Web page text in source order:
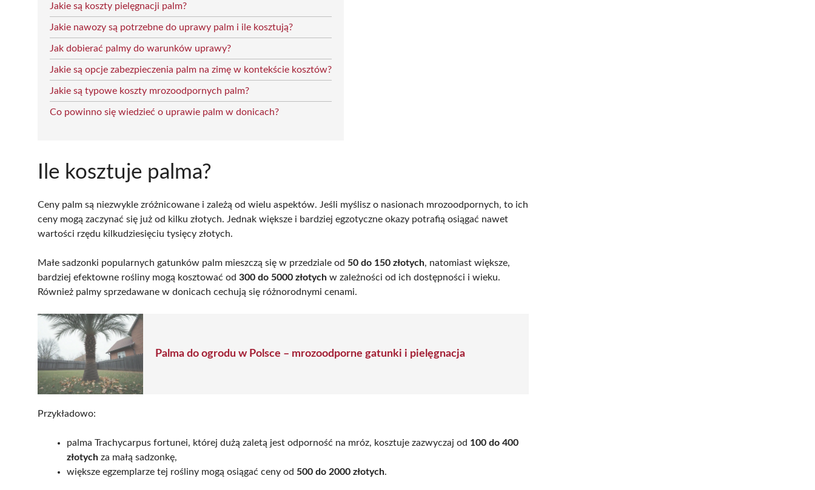
Jakie są koszty pielęgnacji palm?
Jakie nawozy są potrzebne do uprawy palm i ile kosztują?
Jak dobierać palmy do warunków uprawy?
Jakie są opcje zabezpieczenia palm na zimę w kontekście kosztów?
Jakie są typowe koszty mrozoodpornych palm?
Co powinno się wiedzieć o uprawie palm w donicach?
Ile kosztuje palma?
Ceny palm są niezwykle zróżnicowane i zależą od wielu aspektów. Jeśli myślisz o nasionach mrozoodpornych, to ich
ceny mogą zaczynać się już od kilku złotych. Jednak większe i bardziej egzotyczne okazy potrafią osiągać nawet
wartości rzędu kilkudziesięciu tysięcy złotych.
Małe sadzonki popularnych gatunków palm mieszczą się w przedziale od 50 do 150 złotych, natomiast większe,
bardziej efektowne rośliny mogą kosztować od 300 do 5000 złotych w zależności od ich dostępności i wieku.
Również palmy sprzedawane w donicach cechują się różnorodnymi cenami.
Palma do ogrodu w Polsce – mrozoodporne gatunki i pielęgnacja
Przykładowo:
palma Trachycarpus fortunei, której dużą zaletą jest odporność na mróz, kosztuje zazwyczaj od 100 do 400
złotych za małą sadzonkę,
większe egzemplarze tej rośliny mogą osiągać ceny od 500 do 2000 złotych.